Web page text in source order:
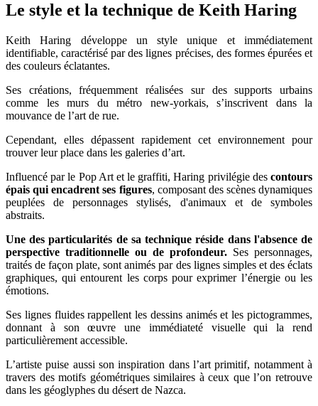
Le style et la technique de Keith Haring
Keith Haring développe un style unique et immédiatement
identifiable, caractérisé par des lignes précises, des formes épurées et
des couleurs éclatantes.
Ses créations, fréquemment réalisées sur des supports urbains
comme les murs du métro new-yorkais, s’inscrivent dans la
mouvance de l’art de rue.
Cependant, elles dépassent rapidement cet environnement pour
trouver leur place dans les galeries d’art.
Influencé par le Pop Art et le graffiti, Haring privilégie des contours
épais qui encadrent ses figures, composant des scènes dynamiques
peuplées de personnages stylisés, d'animaux et de symboles
abstraits.
Une des particularités de sa technique réside dans l'absence de
perspective traditionnelle ou de profondeur. Ses personnages,
traités de façon plate, sont animés par des lignes simples et des éclats
graphiques, qui entourent les corps pour exprimer l’énergie ou les
émotions.
Ses lignes fluides rappellent les dessins animés et les pictogrammes,
donnant à son œuvre une immédiateté visuelle qui la rend
particulièrement accessible.
L’artiste puise aussi son inspiration dans l’art primitif, notamment à
travers des motifs géométriques similaires à ceux que l’on retrouve
dans les géoglyphes du désert de Nazca.